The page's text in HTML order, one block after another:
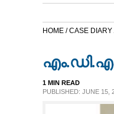
HOME /CASE DIARY
1 MIN READ
PUBLISHED: JUNE 15,